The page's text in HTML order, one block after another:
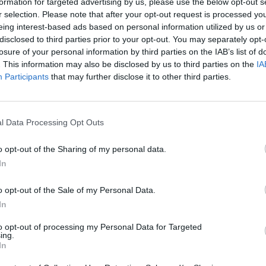
selection. Please note that after your opt-out request is processed
interest-based ads based on personal information utilized by us
to third parties prior to your opt-out. You may separately
of your personal information by third parties on the IAB’s list of
This information may also be disclosed by us to third parties on the
Participants that may further disclose it to other third parties.
Data Processing Opt Outs
opt-out of the Sharing of my personal data.
opt-out of the Sale of my Personal Data.
opt-out of processing my Personal Data for Targeted
2021 největší investice do infrastruktury zaplatila
společností Vodafone (25,8%).
v Česku (foto: ČTÚ)
které v roce 2021 dosáhly 125,1 miliardy korun
oproti roku předešlému (+3,3 mld Kč). Pro
zvýšily jen o 0,8 mld českých korun.
(foto: ČTÚ)
bylo v roce 2021 nejčastějším způsobem
které využívalo 28,3% uživatelů, následovaná
(foto: ČTÚ)
připojení o rychlosti mezi 30 až 100 Mbit/s
připojení k internetu přesahuje rychlost 100